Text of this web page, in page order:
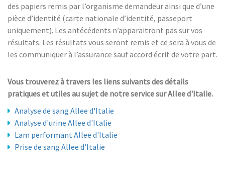
des papiers remis par l’organisme demandeur ainsi que d’une
pièce d’identité (carte nationale d’identité, passeport
uniquement). Les antécédents n’apparaitront pas sur vos
résultats. Les résultats vous seront remis et ce sera à vous de
les communiquer à l’assurance sauf accord écrit de votre part.
Vous trouverez à travers les liens suivants des détails
pratiques et utiles au sujet de notre service sur Allee d'Italie.
Analyse de sang Allee d'Italie
Analyse d'urine Allee d'Italie
Lam performant Allee d'Italie
Prise de sang Allee d'Italie